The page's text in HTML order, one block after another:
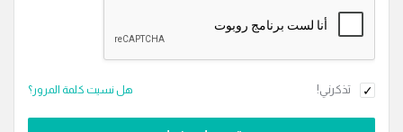
تذكرني! هل نسيت كلمة المرور؟